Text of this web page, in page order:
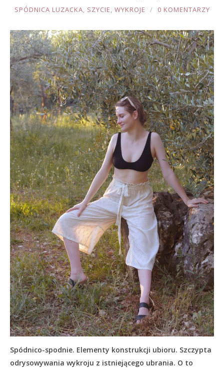
JOULE
SPÓDNICA LUZACKA, SZYCIE, WYKROJE 0 KOMENTARZY
Spódnico-spodnie. Elementy konstrukcji ubioru. Szczypta
odrysowywania wykroju z istniejącego ubrania. O to